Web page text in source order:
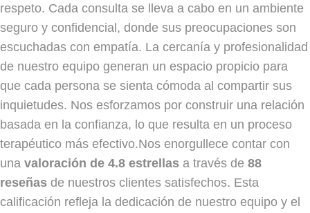
respeto. Cada consulta se lleva a cabo en un ambiente
seguro y confidencial, donde sus preocupaciones son
escuchadas con empatía. La cercanía y profesionalidad
de nuestro equipo generan un espacio propicio para
que cada persona se sienta cómoda al compartir sus
inquietudes. Nos esforzamos por construir una relación
basada en la confianza, lo que resulta en un proceso
terapéutico más efectivo.Nos enorgullece contar con
una valoración de 4.8 estrellas a través de 88
reseñas de nuestros clientes satisfechos. Esta
calificación refleja la dedicación de nuestro equipo y el